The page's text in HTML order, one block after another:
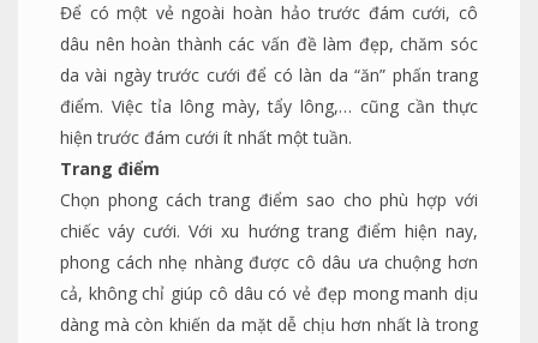
Để có một vẻ ngoài hoàn hảo trước đám cưới, cô
dâu nên hoàn thành các vấn đề làm đẹp, chăm sóc
da vài ngày trước cưới để có làn da “ăn” phấn trang
điểm. Việc tỉa lông mày, tẩy lông,… cũng cần thực
hiện trước đám cưới ít nhất một tuần.
Trang điểm
Chọn phong cách trang điểm sao cho phù hợp với
chiếc váy cưới. Với xu hướng trang điểm hiện nay,
phong cách nhẹ nhàng được cô dâu ưa chuộng hơn
cả, không chỉ giúp cô dâu có vẻ đẹp mong manh dịu
dàng mà còn khiến da mặt dễ chịu hơn nhất là trong